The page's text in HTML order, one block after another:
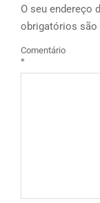
O seu endereço
obrigatórios são
Comentário
*